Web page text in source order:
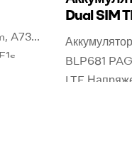
A73t,
Dual SIM
BLP681
LTE